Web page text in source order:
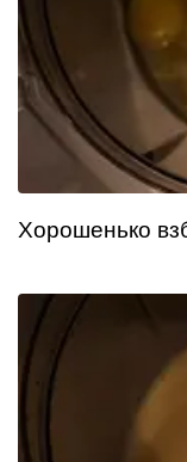
Хорошенько